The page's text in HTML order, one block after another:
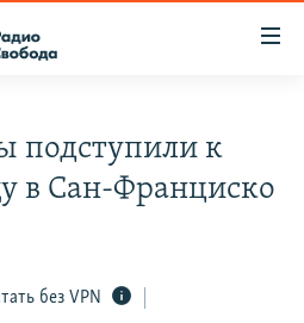
подступили к
в Сан-Франциско
без VPN